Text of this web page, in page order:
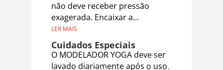
não deve receber pressão
exagerada. Encaixar a...
LER MAIS
Cuidados Especiais
O MODELADOR YOGA deve ser
lavado diariamente após o uso.